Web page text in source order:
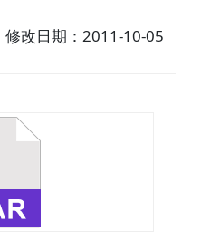
修改日期：2011-10-05